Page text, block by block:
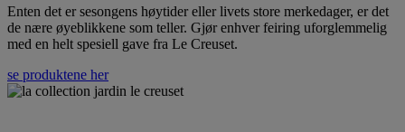
Enten det er sesongens høytider eller livets store merkedager, er det
de nære øyeblikkene som teller. Gjør enhver feiring uforglemmelig
med en helt spesiell gave fra Le Creuset.
se produktene her